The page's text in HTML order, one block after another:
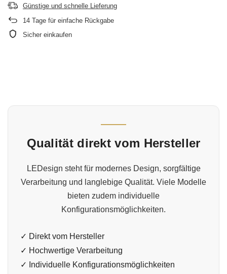
Günstige und schnelle Lieferung
14 Tage für einfache Rückgabe
Sicher einkaufen
Qualität direkt vom Hersteller
LEDesign steht für modernes Design, sorgfältige
Verarbeitung und langlebige Qualität. Viele Modelle
bieten zudem individuelle
Konfigurationsmöglichkeiten.
✓ Direkt vom Hersteller
✓ Hochwertige Verarbeitung
✓ Individuelle Konfigurationsmöglichkeiten